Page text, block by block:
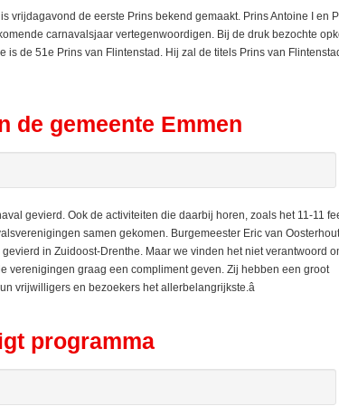
vrijdagavond de eerste Prins bekend gemaakt. Prins Antoine I en
carnavalsjaar vertegenwoordigen. Bij de druk bezochte
de 51e Prins van Flintenstad. Hij zal de titels Prins van
de gemeente Emmen
gevierd. Ook de activiteiten die daarbij horen, zoals het 11-11
samen gekomen. Burgemeester Eric van
in Zuidoost-Drenthe. Maar we vinden het niet verantwoord
verenigingen graag een compliment geven. Zij hebben een groot
vrijwilligers en bezoekers het allerbelangrijkste.â
programma